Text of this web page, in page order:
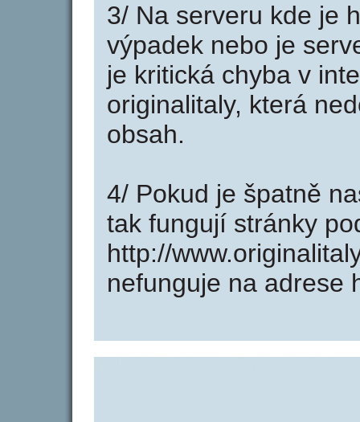
3/ Na serveru kde je
výpadek nebo je
je kritická chyba v
originalitaly, která
obsah.
4/ Pokud je špatně
tak fungují stránky
http://
nefunguje na adrese